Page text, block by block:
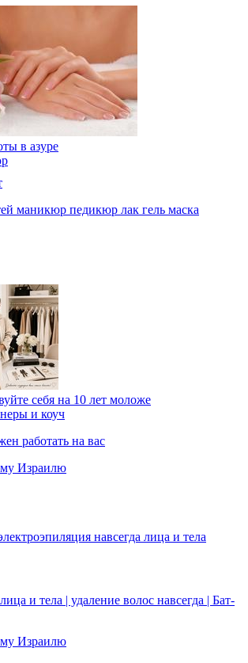
в азуре
маникюр педикюр лак гель маска
себя на 10 лет моложе
и коуч
работать на вас
Израилю
навсегда лица и тела
и тела | удаление волос навсегда | Бат-
Израилю